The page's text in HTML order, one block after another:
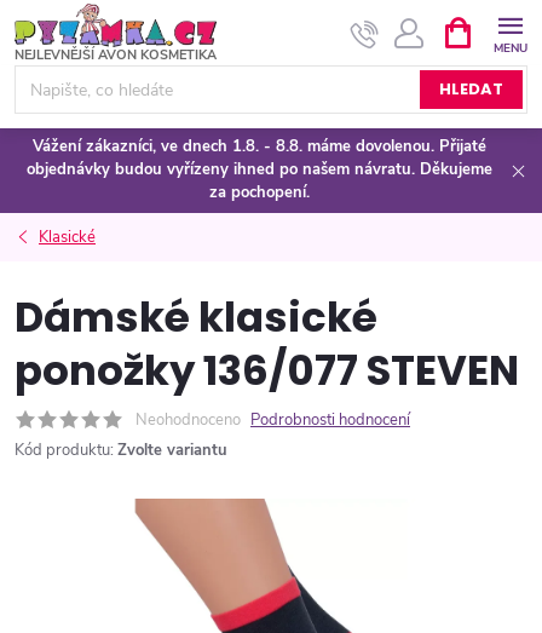
na
obsah
HLEDAT
NÁKUPNÍ
KOŠÍK
Vážení zákazníci, ve dnech 1.8. - 8.8. máme dovolenou. Přijaté
objednávky budou vyřízeny ihned po našem návratu. Děkujeme
za pochopení.
Klasické
Dámské klasické
ponožky 136/077 STEVEN
Neohodnoceno Podrobnosti hodnocení
Kód produktu: Zvolte variantu